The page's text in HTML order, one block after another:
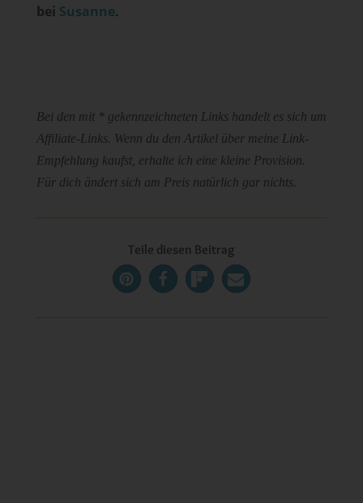
bei Susanne.
Bei den mit * gekennzeichneten Links handelt es sich um
Affiliate-Links. Wenn du den Artikel über meine Link-
Empfehlung kaufst, erhalte ich eine kleine Provision.
Für dich ändert sich am Preis natürlich gar nichts.
Teile diesen Beitrag